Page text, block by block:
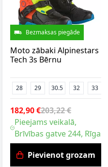
Bezmaksas piegāde
Moto zābaki Alpinestars
Tech 3s Bērnu
28 29 30.5 32 33
182,90 €203,22 €
Pieejams veikalā,
Brīvības gatve 244, Rīga
Pievienot grozam